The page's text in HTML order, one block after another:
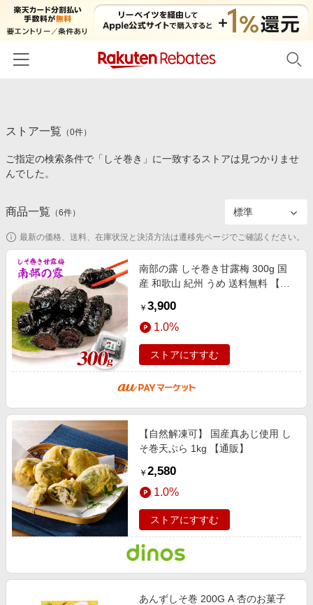
カテゴリー一覧
百貨店・総合ECモール
食品・スイーツ・お酒
コスメ・健康・医薬品
キッズ・ベビー用品
家電・PC・スマホ・カメラ
エンタメ
スポーツ・アウトドア・ゴルフ
インテリア・寝具
旅行・レジャー・ホテル予約
生活・お役立ち
金融・マネー・保険
デジタルコンテンツ
ビジネス・その他サービス
イベント一覧
初回購入者限定特典
対象ストア新規限定特典
新着ストアのご紹介
電子書籍特集
楽天ペイ導入ストア
楽天サービス特集
旅行特集
わくわく夏特集
とことん買い物チャレンジ
Apple公式サイト×楽天カード分割払い
Samsung ボーナスキャンペーン
週末の高還元 夏の長期版
楽天IDでログイン/会員登録
ストア一覧 （0件）
ご指定の検索条件で「しそ巻き」に一致するストアは見つかりませ
んでした。
商品一覧 （6件）
最新の価格、送料、在庫状況と決済方法は遷移先ページでご確認ください。
南部の露 しそ巻き甘露梅 300g 国
産 和歌山 紀州 うめ 送料無料 【お
島】 お取り寄せ 通販 お土産 お祝
い
￥ 3,900
1.0%
ストアにすすむ
【自然解凍可】 国産真あじ使用 し
そ巻天ぷら 1kg 【通販】
￥ 2,580
1.0%
ストアにすすむ
あんずしそ巻 200G A 杏のお菓子